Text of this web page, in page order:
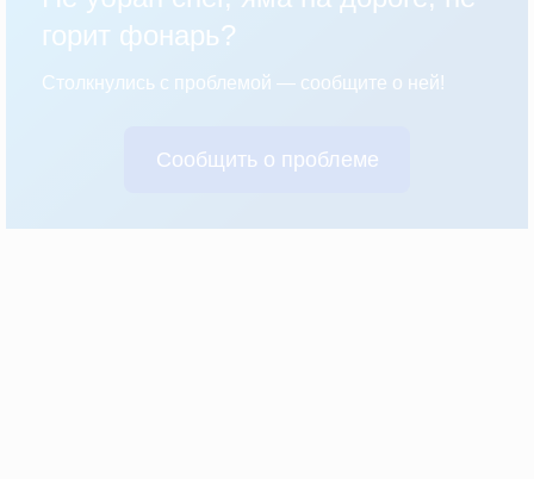
горит фонарь?
Столкнулись с проблемой — сообщите о ней!
Сообщить о проблеме